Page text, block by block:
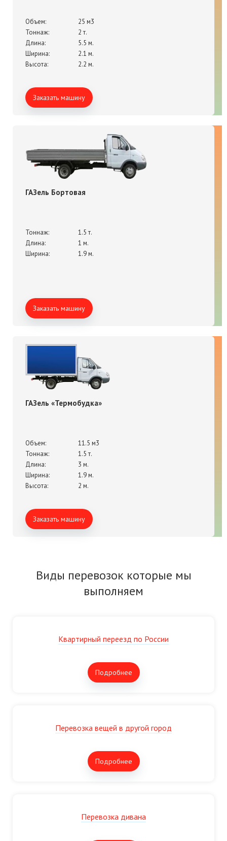
Объем:
25 м3
Тоннаж:
2 т.
Длина:
5.5 м.
Ширина:
2.1 м.
Высота:
2.2 м.
Заказать машину
ГАЗель Бортовая
Тоннаж:
1.5 т.
Длина:
1 м.
Ширина:
1.9 м.
Заказать машину
ГАЗель «Термобудка»
Объем:
11.5 м3
Тоннаж:
1.5 т.
Длина:
3 м.
Ширина:
1.9 м.
Высота:
2 м.
Заказать машину
Виды перевозок которые мы
выполняем
Квартирный переезд по России
Подробнее
Перевозка вещей в другой город
Подробнее
Перевозка дивана